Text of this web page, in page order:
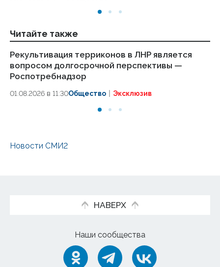
Читайте также
Рекультивация терриконов в ЛНР является
вопросом долгосрочной перспективы —
Роспотребнадзор
01.08.2026 в 11:30Общество Эксклюзив
Новости СМИ2
НАВЕРХ
Наши сообщества